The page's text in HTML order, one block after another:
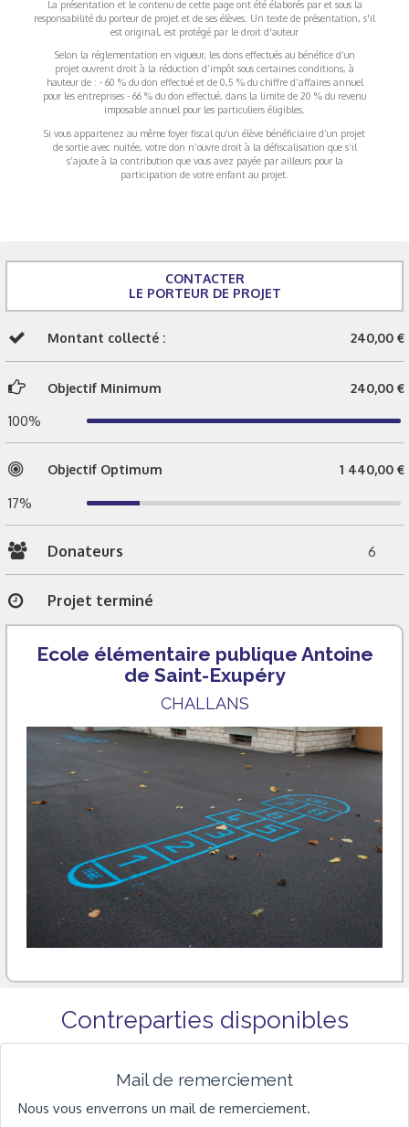
La présentation et le contenu de cette page ont été élaborés par et sous la
responsabilité du porteur de projet et de ses élèves. Un texte de présentation, s'il
est original, est protégé par le droit d'auteur
Selon la réglementation en vigueur, les dons effectués au bénéfice d’un
projet ouvrent droit à la réduction d’impôt sous certaines conditions, à
hauteur de : - 60 % du don effectué et de 0,5 % du chiffre d’affaires annuel
pour les entreprises - 66 % du don effectué, dans la limite de 20 % du revenu
imposable annuel pour les particuliers éligibles.
Si vous appartenez au même foyer fiscal qu’un élève bénéficiaire d’un projet
de sortie avec nuitée, votre don n’ouvre droit à la défiscalisation que s’il
s’ajoute à la contribution que vous avez payée par ailleurs pour la
participation de votre enfant au projet.
CONTACTER
LE PORTEUR DE PROJET
Montant collecté : 240,00 €
Objectif Minimum 240,00 €
100%
Objectif Optimum 1 440,00 €
17%
Donateurs 6
Projet terminé
Ecole élémentaire publique Antoine
de Saint-Exupéry
CHALLANS
Contreparties disponibles
Mail de remerciement
Nous vous enverrons un mail de remerciement.